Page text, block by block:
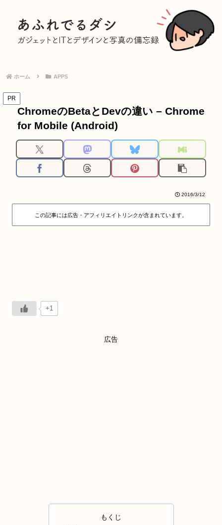
ホーム APPS
PR
ChromeのBetaとDevの違い – Chrome
for Mobile (Android)
2016/3/12
この記事には広告・アフィリエイトリンクが含まれています。
+1
広告
もくじ